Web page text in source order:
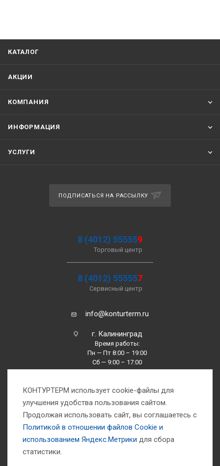
КАТАЛОГ
АКЦИИ
КОМПАНИЯ
ИНФОРМАЦИЯ
УСЛУГИ
ПОДПИСАТЬСЯ НА РАССЫЛКУ
8 (4012) 555559
Торговый центр
8 (4012) 555557
Сервисный центр
info@konturterm.ru
г. Калининград
Время работы:
Пн — Пт 8:00 – 19:00
Сб — 9:00 – 17:00
Вс —10:00 – 16:00
1993-2026 © Компания «Контуртерм» — инженерно-торговый центр
КОНТУРТЕРМ использует cookie-файлы для
улучшения удобства пользования сайтом.
Продолжая использовать сайт, вы соглашаетесь с
Политикой в отношении файлов Сookie и
использованием Яндекс.Метрики для сбора
статистики.